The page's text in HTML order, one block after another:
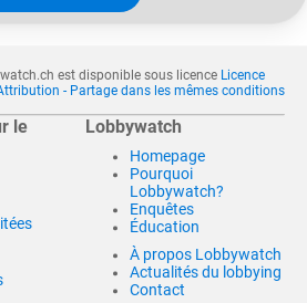
est disponible sous licence Licence
- Partage dans les mêmes conditions
le
Lobbywatch
Homepage
Pourquoi
Lobbywatch?
Enquêtes
Éducation
À propos Lobbywatch
Actualités du lobbying
Contact